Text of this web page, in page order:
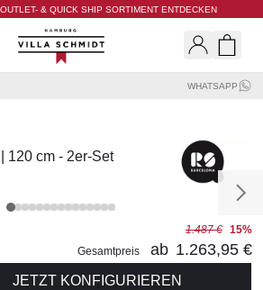
& QUICK SHIP SORTIMENT ENTDECKEN
Villa Schmidt
WHATSAPP
120 cm - 2er-Set
1.487 € 15%
Gesamtpreis
ab 1.263,95 €
JETZT KONFIGURIEREN